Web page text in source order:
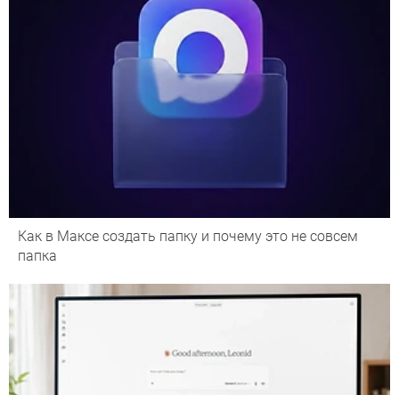
Как в Максе создать папку и почему это не совсем
папка